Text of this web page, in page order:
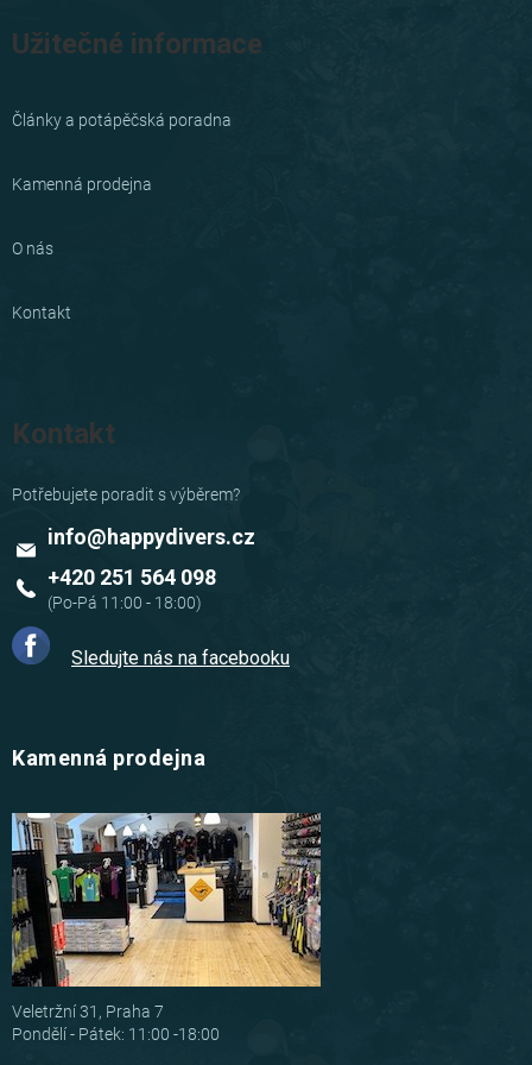
Užitečné informace
Články a potápěčská poradna
Kamenná prodejna
O nás
Kontakt
Kontakt
info@happydivers.cz
+420 251 564 098
Sledujte nás na facebooku
Kamenná prodejna
Veletržní 31, Praha 7
Pondělí - Pátek: 11:00 -18:00